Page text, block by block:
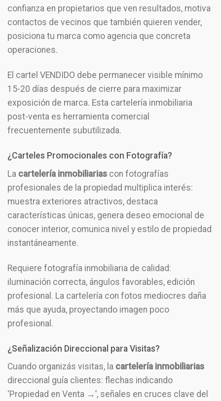
confianza en propietarios que ven resultados, motiva
contactos de vecinos que también quieren vender,
posiciona tu marca como agencia que concreta
operaciones.
El cartel VENDIDO debe permanecer visible mínimo
15-20 días después de cierre para maximizar
exposición de marca. Esta cartelería inmobiliaria
post-venta es herramienta comercial
frecuentemente subutilizada.
¿Carteles Promocionales con Fotografía?
La cartelería inmobiliarias con fotografías
profesionales de la propiedad multiplica interés:
muestra exteriores atractivos, destaca
características únicas, genera deseo emocional de
conocer interior, comunica nivel y estilo de propiedad
instantáneamente.
Requiere fotografía inmobiliaria de calidad:
iluminación correcta, ángulos favorables, edición
profesional. La cartelería con fotos mediocres daña
más que ayuda, proyectando imagen poco
profesional.
¿Señalización Direccional para Visitas?
Cuando organizás visitas, la cartelería inmobiliarias
direccional guía clientes: flechas indicando
‘Propiedad en Venta →’, señales en cruces clave del